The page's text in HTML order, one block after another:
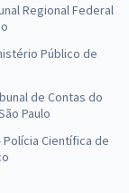
Regional Federal
Público de
de Contas do
Paulo
Polícia Científica de